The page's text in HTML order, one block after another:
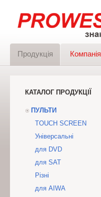
Продукція Компанія
КАТАЛОГ ПРОДУКЦІЇ
ПУЛЬТИ
TOUCH SCREEN
Універсальні
для DVD
для SAT
Різні
для AIWA